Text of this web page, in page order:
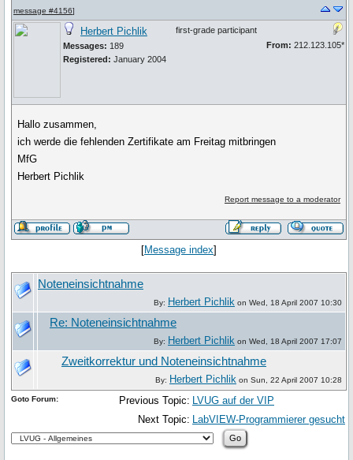
message #4156]
Herbert Pichlik
Messages: 189
Registered: January 2004
first-grade participant
From: 212.123.105*
Hallo zusammen,
ich werde die fehlenden Zertifikate am Freitag mitbringen
MfG
Herbert Pichlik
Report message to a moderator
[Message index]
Noteneinsichtnahme
By: Herbert Pichlik on Wed, 18 April 2007 10:30
Re: Noteneinsichtnahme
By: Herbert Pichlik on Wed, 18 April 2007 17:07
Zweitkorrektur und Noteneinsichtnahme
By: Herbert Pichlik on Sun, 22 April 2007 10:28
Previous Topic: LVUG auf der VIP
Next Topic: LabVIEW-Programmierer gesucht
Goto Forum: